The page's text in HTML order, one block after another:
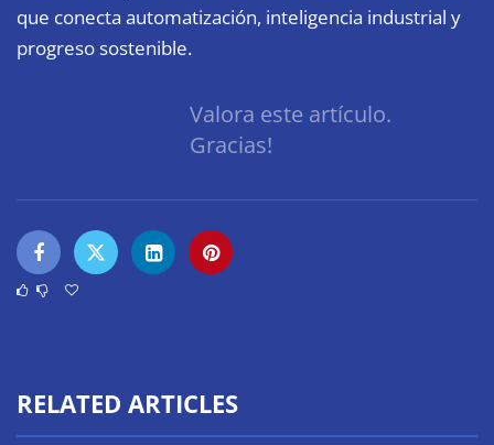
que conecta automatización, inteligencia industrial y
progreso sostenible.
Valora este artículo.
Gracias!
RELATED ARTICLES